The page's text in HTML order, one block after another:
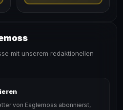
mit unserem redaktionellen
von Eaglemoss abonnierst,